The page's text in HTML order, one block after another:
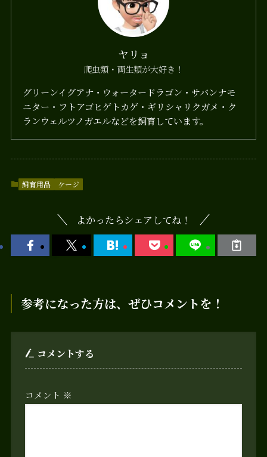
ヤリョ
爬虫類・両生類が大好き！
グリーンイグアナ・ウォータードラゴン・サバンナモ
ニター・フトアゴヒゲトカゲ・ギリシャリクガメ・ク
ランウェルツノガエルなどを飼育しています。
飼育用品 ケージ
よかったらシェアしてね！
参考になった方は、ぜひコメントを！
コメントする
コメント ※